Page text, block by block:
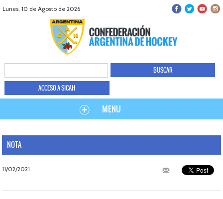
Lunes, 10 de Agosto de 2026
ACCESO A SICAH
MENU
NOTA
11/02/2021